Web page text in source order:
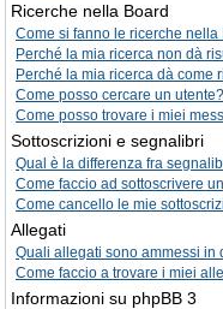
Ricerche nella Board
Come si fanno le ricerche nella
Perché la mia ricerca non dà
Perché la mia ricerca dà come
Come posso cercare un utente?
Come posso trovare i miei
Sottoscrizioni e segnalibri
Qual è la differenza fra
Come faccio ad sottoscrivere
Come cancello le mie
Allegati
Quali allegati sono ammessi in
Come faccio a trovare i miei
Informazioni su phpBB 3